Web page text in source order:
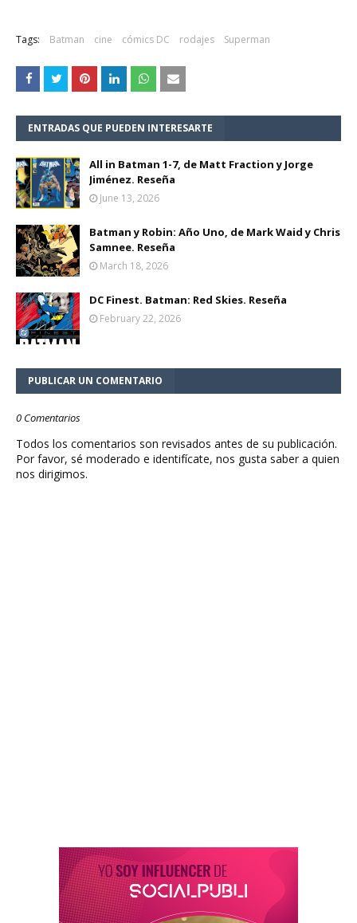
Tags: Batman cine cómics DC rodajes Superman
ENTRADAS QUE PUEDEN INTERESARTE
All in Batman 1-7, de Matt Fraction y Jorge
Jiménez. Reseña
June 13, 2026
Batman y Robin: Año Uno, de Mark Waid y Chris
Samnee. Reseña
March 18, 2026
DC Finest. Batman: Red Skies. Reseña
February 22, 2026
PUBLICAR UN COMENTARIO
0 Comentarios
Todos los comentarios son revisados antes de su publicación.
Por favor, sé moderado e identifícate, nos gusta saber a quien
nos dirigimos.